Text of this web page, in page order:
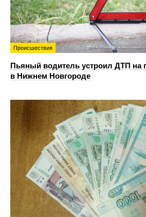
Происшествия
Пьяный водитель устроил ДТП на
в Нижнем Новгороде